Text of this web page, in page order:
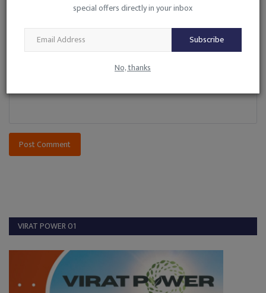
special offers directly in your inbox
Subscribe
No, thanks
Comment
Post Comment
VIRAT POWER 01